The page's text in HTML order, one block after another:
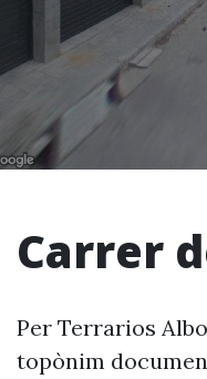
Carrer
Per Terrarios
topònim